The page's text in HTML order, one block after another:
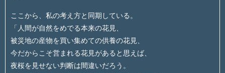
ここから、私の考え方と同期している。
「人間が自然をめでる本来の花見、
被災地の産物を買い集めての供養の花見、
今だからこそ営まれる花見があると思えば、
夜桜を見せない判断は間違いだろう。